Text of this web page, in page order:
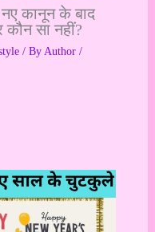
कानून के बाद
सा नहीं?
/ By Author /